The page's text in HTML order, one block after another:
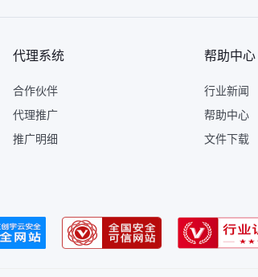
代理系统
合作伙伴
代理推广
推广明细
帮助中心
行业新闻
帮助中心
文件下载